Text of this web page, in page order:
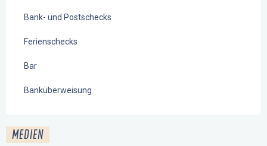
Bank- und Postschecks
Ferienschecks
Bar
Banküberweisung
MEDIEN